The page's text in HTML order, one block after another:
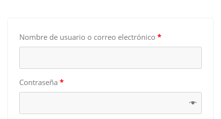
Nombre de usuario o correo electrónico *
Contraseña *